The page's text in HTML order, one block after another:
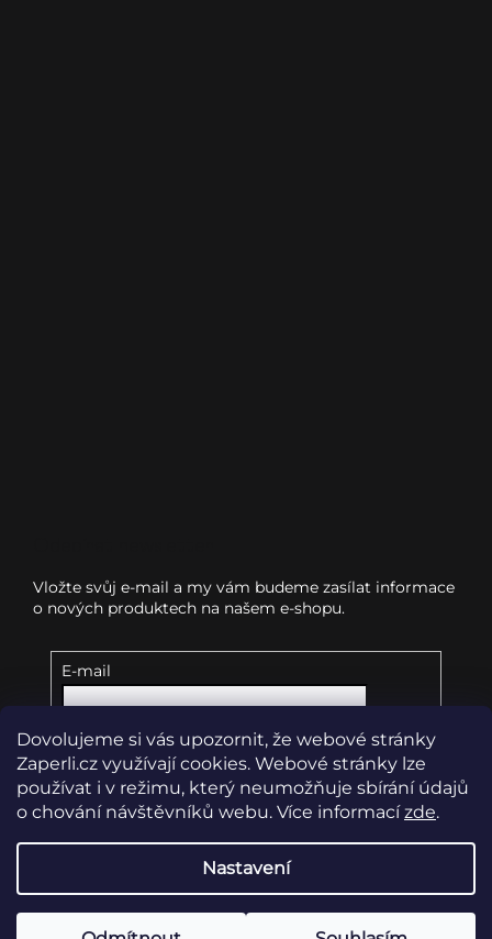
Dovolujeme si vás upozornit, že webové stránky
Zaperli.cz využívají cookies. Webové stránky lze
používat i v režimu, který neumožňuje sbírání údajů
o chování návštěvníků webu. Více informacízde.
Nastavení
Vložte svůj e-mail a my vám budeme zasílat informace
o nových produktech na našem e-shopu.
E-mail
Vložením e-mailu souhlasíte s podmínkami
ochrany osobních údajů
Přihlásit se
Copyright 2026Zaperli.cz. Všechna práva vyhrazena.
Upravit nastavení cookies